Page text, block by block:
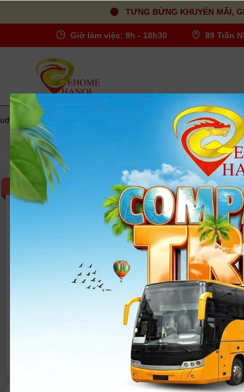
TƯNG BỪNG KHUYẾN MÃI,
Giờ làm việc: 9h - 18h30 89 Trần
Trang thiết bị phòng Studio Đèn Led Chụp - quay Video
Đèn Led amaran Halo 300x ( New
-6%
Đèn Led amaran Halo
03/2026 )| Chính Hãng
6.590.000đ
Còn hàng